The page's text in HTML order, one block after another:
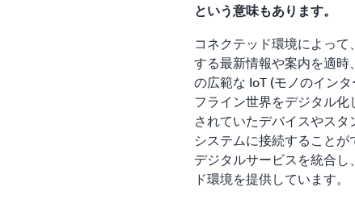
という意味もあります。
コネクテッド環境によっ
する最新情報や案内を適時
の広範な IoT (モノのイン
フライン世界をデジタル
されていたデバイスやス
システムに接続すること
デジタルサービスを統合
ド環境を提供しています。